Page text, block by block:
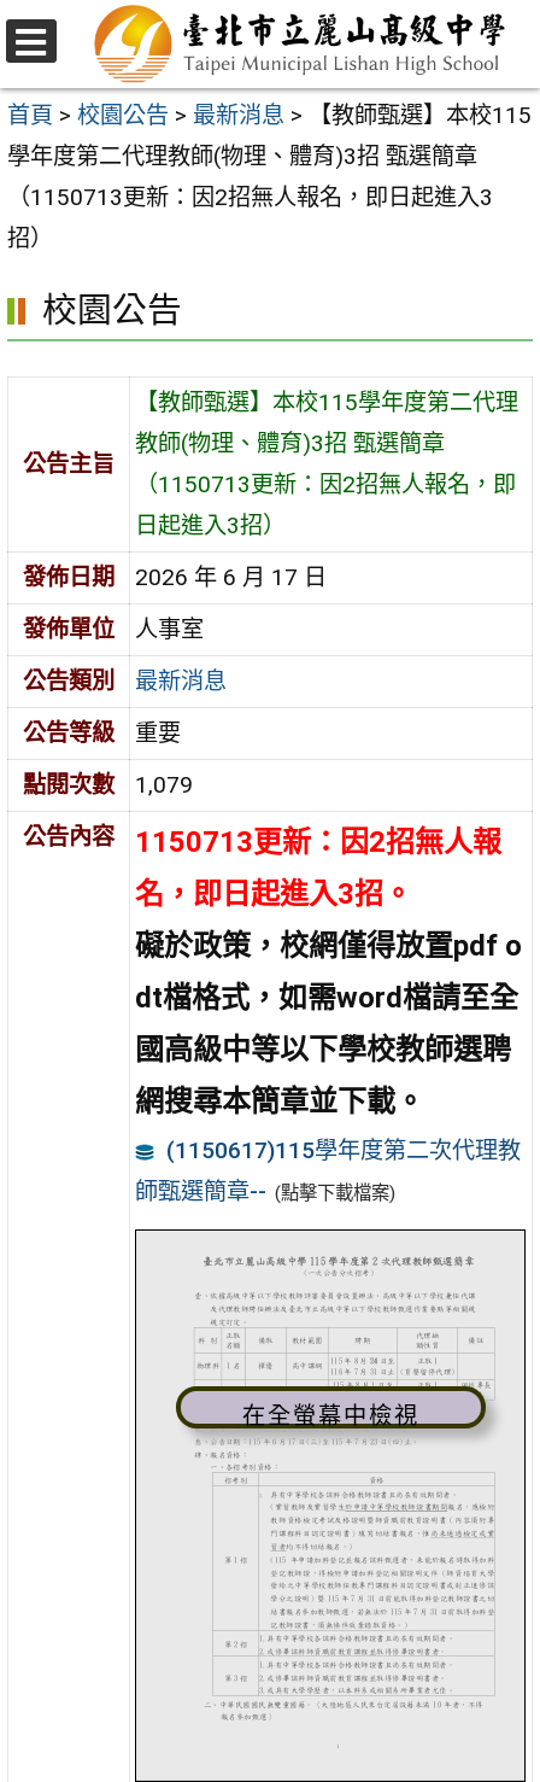
跳
至
主
要
容
選
單
首頁 > 校園公告 > 最新消息 >
【教師甄選】本校115
學年度第二代理教師(物理、體育)3招 甄選簡章
（1150713更新：因2招無人報名，即日起進入3
招）
校園公告
公告主旨
【教師甄選】本校115學年度第二代理
教師(物理、體育)3招 甄選簡章
（1150713更新：因2招無人報名，即
日起進入3招）
發佈日期
2026 年 6 月 17 日
發佈單位
人事室
公告類別
最新消息
公告等級
重要
點閱次數
1,079
公告內容
1150713更新：因2招無人報
名，即日起進入3招。
礙於政策，校網僅得放置pdf o
dt檔格式，如需word檔請至全
國高級中等以下學校教師選聘
網搜尋本簡章並下載。
(1150617)115學年度第二次代理教
師甄選簡章-- (點擊下載檔案)
在全螢幕中檢視